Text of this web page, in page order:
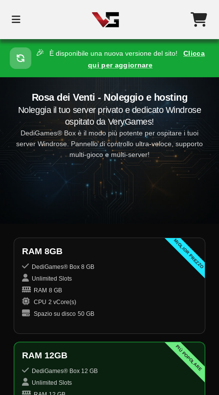
🎉 È disponibile una nuova versione del sito!
Clicca
qui per aggiornare
Rosa dei Venti - Noleggio e hosting
Noleggia il tuo server privato e dedicato Windrose
ospitato da VeryGames!
DediGames® Box è il modo più potente per ospitare i tuoi
server Windrose. Pannello di controllo ultra-veloce, supporto
multi-gioco e multi-server!
MIGLIOR PREZZO
RAM 8GB
DediGames® Box 8 GB
Unlimited Slots
RAM 8 GB
CPU 2 vCore(s)
Spazio su disco 50 GB
PIÙ POPOLARE
RAM 12GB
DediGames® Box 12 GB
Unlimited Slots